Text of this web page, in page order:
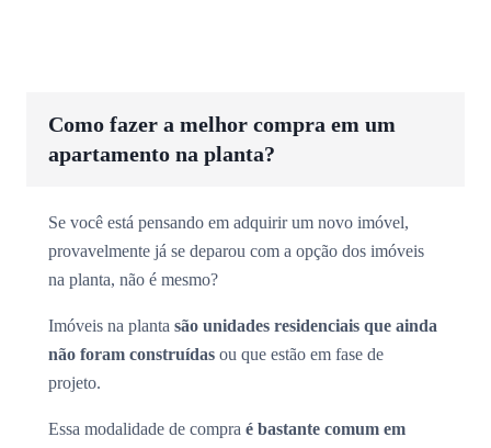
Como fazer a melhor compra em um
apartamento na planta?
Se você está pensando em adquirir um novo imóvel,
provavelmente já se deparou com a opção dos imóveis
na planta, não é mesmo?
Imóveis na planta são unidades residenciais que ainda
não foram construídas ou que estão em fase de
projeto.
Essa modalidade de compra é bastante comum em